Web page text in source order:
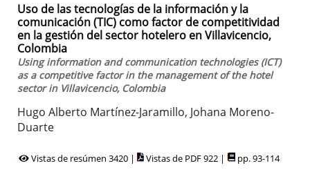
Uso de las tecnologías de la información y la
comunicación (TIC) como factor de competitividad
en la gestión del sector hotelero en Villavicencio,
Colombia
Using information and communication technologies (ICT)
as a competitive factor in the management of the hotel
sector in Villavicencio, Colombia
Hugo Alberto Martínez-Jaramillo, Johana Moreno-
Duarte
Vistas de resúmen 3420 | Vistas de PDF 922 | pp. 93-114